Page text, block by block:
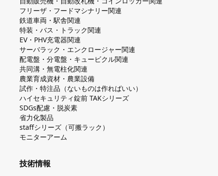
フリーザ・フードマシナリー関連
鉄道車両・駅舎関連
特装・バス・トラック関連
EV・PHV充電器関連
サーバラック・エンクロージャー関連
配電盤・分電盤・キュービクル関連
共同溝・無電柱化関連
農業育成資材・農業設備
試作・特注品（ないものは作ればいい）
ハイセキュリティ錠前 TAKシリーズ
SDGs配慮・脱炭素
省力化製品
staffシリーズ（可搬ラック）
モニターアーム
技術情報